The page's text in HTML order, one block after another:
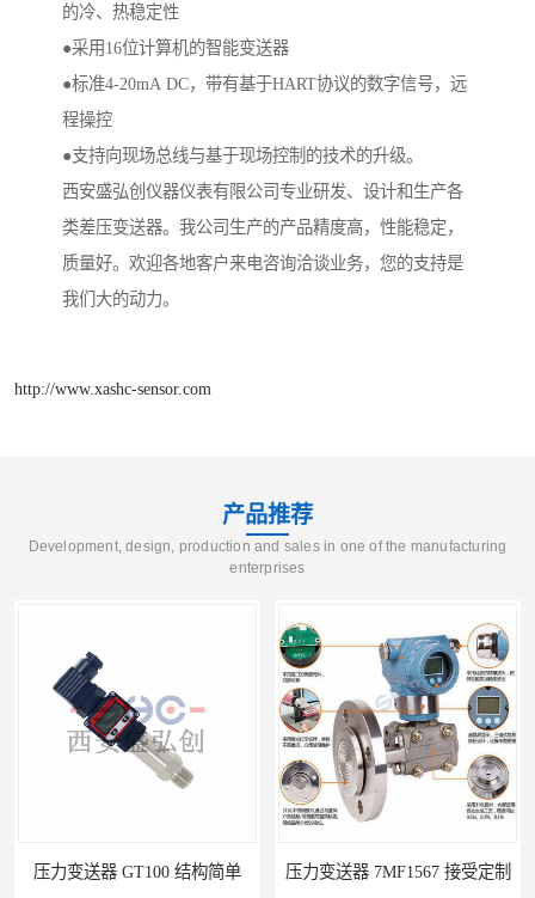
的冷、热稳定性
●采用16位计算机的智能变送器
●标准4-20mA DC，带有基于HART协议的数字信号，远
程操控
●支持向现场总线与基于现场控制的技术的升级。
西安盛弘创仪器仪表有限公司专业研发、设计和生产各
类差压变送器。我公司生产的产品精度高，性能稳定，
质量好。欢迎各地客户来电咨询洽谈业务，您的支持是
我们大的动力。
http://www.xashc-sensor.com
产品推荐
Development, design, production and sales in one of the manufacturing
enterprises
压力变送器 7MF1567 接受定制 压力变送器 ZPM213 按需定制